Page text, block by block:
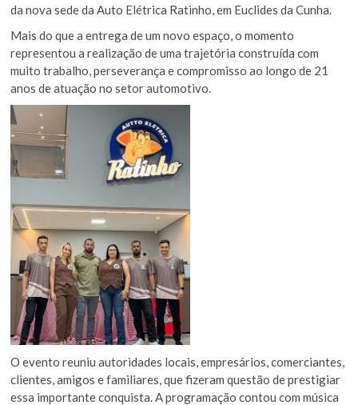
da nova sede da Auto Elétrica Ratinho, em Euclides da Cunha.
Mais do que a entrega de um novo espaço, o momento
representou a realização de uma trajetória construída com
muito trabalho, perseverança e compromisso ao longo de 21
anos de atuação no setor automotivo.
O evento reuniu autoridades locais, empresários, comerciantes,
clientes, amigos e familiares, que fizeram questão de prestigiar
essa importante conquista. A programação contou com música